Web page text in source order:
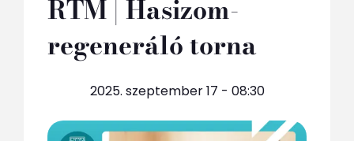
RTM | Hasizom-
regeneráló torna
2025. szeptember 17 - 08:30